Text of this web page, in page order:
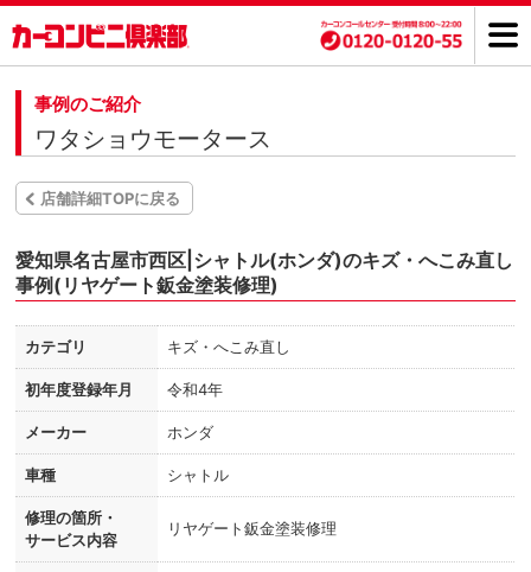
事例のご紹介
ワタショウモータース
店舗詳細TOPに戻る
愛知県名古屋市西区|シャトル(ホンダ)のキズ・へこみ直し
事例(リヤゲート鈑金塗装修理)
カテゴリ キズ・へこみ直し
初年度登録年月 令和4年
メーカー ホンダ
車種 シャトル
修理の箇所・
サービス内容
リヤゲート鈑金塗装修理